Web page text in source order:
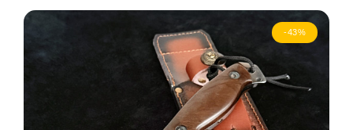
-43%